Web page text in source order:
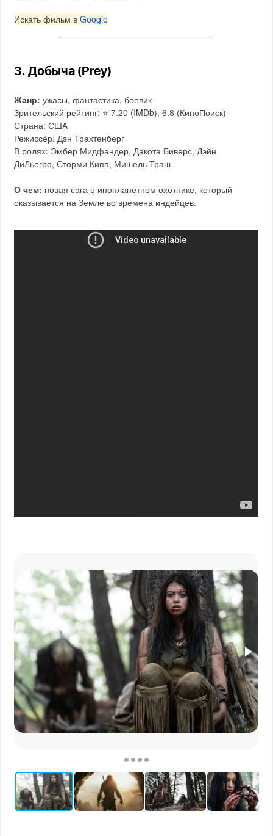
Искать фильм вGoogle
3. Добыча (Prey)
Жанр: ужасы, фантастика, боевик
Зрительский рейтинг: ⭐️ 7.20 (IMDb), 6.8 (КиноПоиск)
Страна: США
Режиссёр: Дэн Трахтенберг
В ролях: Эмбер Мидфандер, Дакота Биверс, Дэйн
ДиЛьегро, Сторми Кипп, Мишель Траш
О чем: новая сага о инопланетном охотнике, который
оказывается на Земле во времена индейцев.